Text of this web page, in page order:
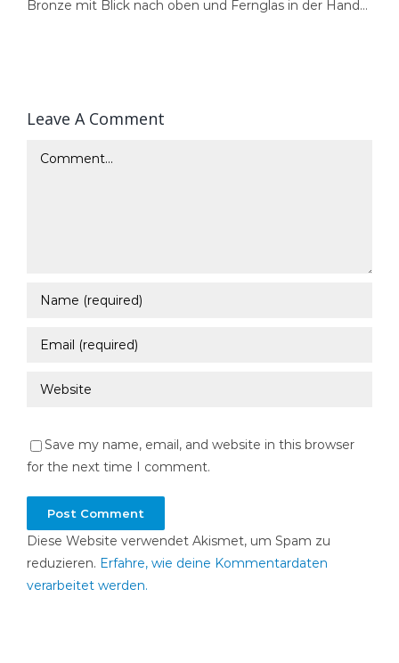
Bronze mit Blick nach oben und Fernglas in der Hand…
Leave A Comment
Comment
Save my name, email, and website in this browser
for the next time I comment.
Diese Website verwendet Akismet, um Spam zu
reduzieren. Erfahre, wie deine Kommentardaten
verarbeitet werden.